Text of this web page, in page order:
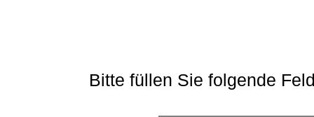
Bitte füllen Sie folgende